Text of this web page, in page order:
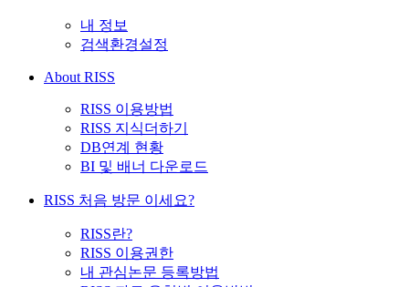
내 정보
검색환경설정
About RISS
RISS 이용방법
RISS 지식더하기
DB연계 현황
BI 및 배너 다운로드
RISS 처음 방문 이세요?
RISS란?
RISS 이용권한
내 관심논문 등록방법